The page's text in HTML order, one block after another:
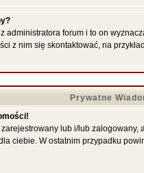
administratora forum i to on
z nim się skontaktować, na
Prywatne
lub i/lub zalogowany,
dla ciebie. W ostatnim przypadku